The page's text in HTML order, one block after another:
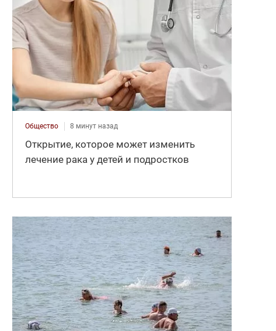
Общество 8 минут назад
Открытие, которое может изменить
лечение рака у детей и подростков